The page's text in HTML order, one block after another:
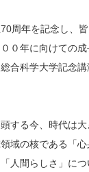
周年を記念し、
０年に向けての
合科学大学記念
する今、時代は
域の核である「
人間らしさ」に